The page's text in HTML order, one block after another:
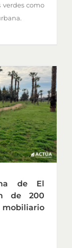
verdes como
de El
de 200